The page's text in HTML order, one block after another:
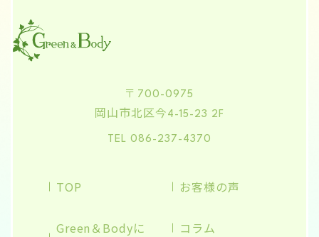
〒700-0975
岡山市北区今 4-15-23 2F
TEL 086-237-4370
TOP
Green＆Bodyに
お客様の声
コラム